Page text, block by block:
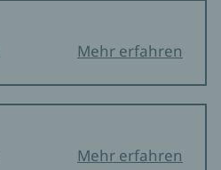
Mehr erfahren
Mehr erfahren